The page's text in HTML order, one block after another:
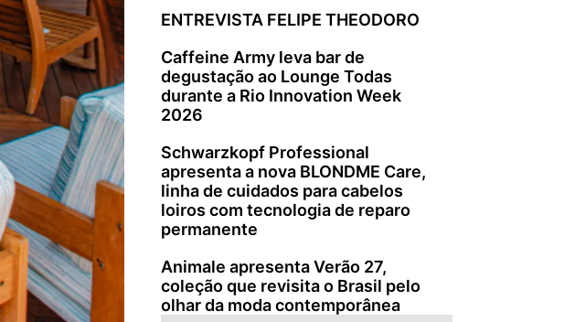
ENTREVISTA FELIPE THEODORO
Caffeine Army leva bar de
degustação ao Lounge Todas
durante a Rio Innovation Week
2026
Schwarzkopf Professional
apresenta a nova BLONDME Care,
linha de cuidados para cabelos
loiros com tecnologia de reparo
permanente
Animale apresenta Verão 27,
coleção que revisita o Brasil pelo
olhar da moda contemporânea